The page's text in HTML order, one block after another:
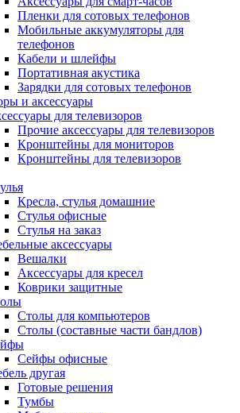
Пленки для сотовых телефонов
Мобильные аккумуляторы для
телефонов
Кабели и шлейфы
Портативная акустика
Зарядки для сотовых телефонов
и аксессуары
для телевизоров
Прочие аксессуары для телевизоров
Кронштейны для мониторов
Кронштейны для телевизоров
Кресла, стулья домашние
Стулья офисные
Стулья на заказ
аксессуары
Вешалки
Аксессуары для кресел
Коврики защитные
Столы для компьютеров
Столы (составные части бандлов)
Сейфы офисные
другая
Готовые решения
Тумбы